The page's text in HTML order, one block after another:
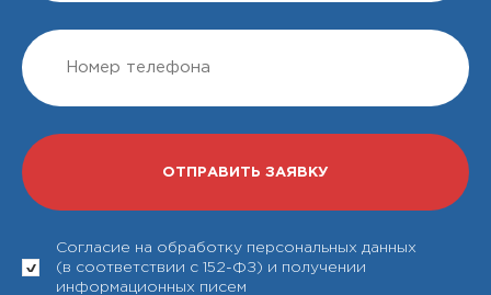
Согласие на обработку персональных данных
(в соответствии с 152-ФЗ) и получении
информационных писем